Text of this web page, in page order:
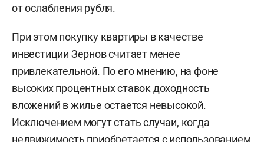
от ослабления рубля.
При этом покупку квартиры в качестве
инвестиции Зернов считает менее
привлекательной. По его мнению, на фоне
высоких процентных ставок доходность
вложений в жилье остается невысокой.
Исключением могут стать случаи, когда